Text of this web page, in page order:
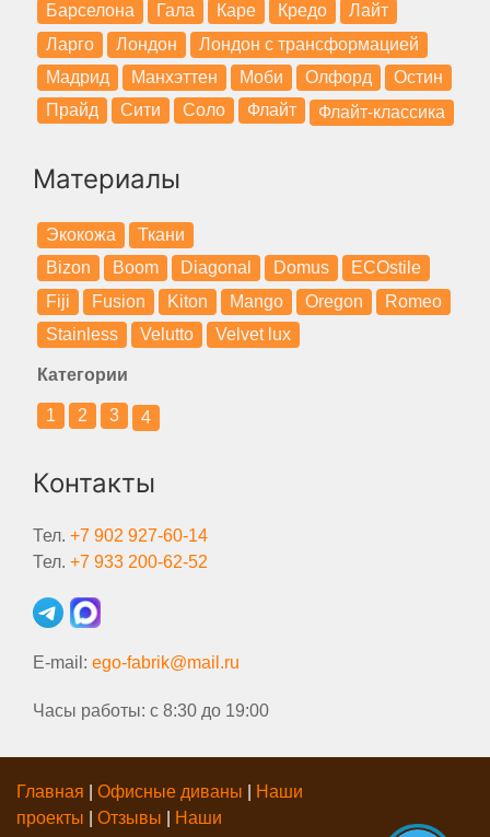
Барселона
Гала Каре Кредо
Лайт
Ларго
Лондон
Лондон с трансформацией
Мадрид
Манхэттен Моби Олфорд
Остин
Прайд
Сити Соло Флайт Флайт-классика
Материалы
Экокожа
Ткани
Bizon
Boom Diagonal Domus
ECOstile
Fiji
Fusion Kiton Mango Oregon
Romeo
Stainless
Velutto Velvet lux
Категории
1 2 3 4
Контакты
Тел. +7 902 927-60-14
Тел. +7 933 200-62-52
E-mail: ego-fabrik@mail.ru
Часы работы: с 8:30 до 19:00
Главная Офисные диваны
Наши
проекты
Отзывы
Наши